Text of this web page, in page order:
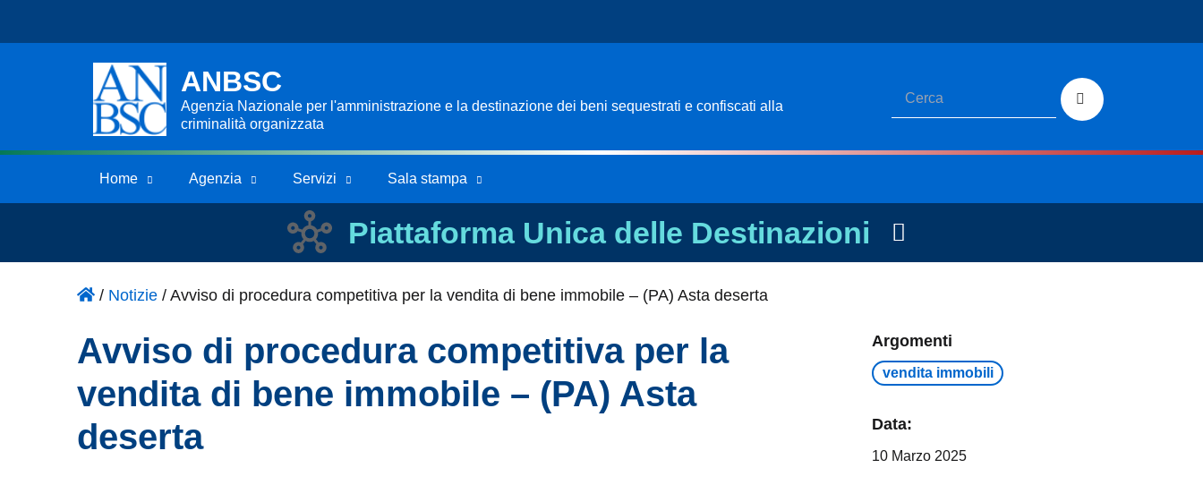
ANBSC
Agenzia Nazionale per l'amministrazione e la destinazione dei beni sequestrati e confiscati alla
criminalità organizzata
Home Agenzia Servizi Sala stampa
Piattaforma Unica delle Destinazioni
/ Notizie /Avviso di procedura competitiva per la vendita di bene immobile – (PA) Asta deserta
Avviso di procedura competitiva per la
vendita di bene immobile – (PA) Asta
deserta
Argomenti
vendita immobili
Data:
10 Marzo 2025